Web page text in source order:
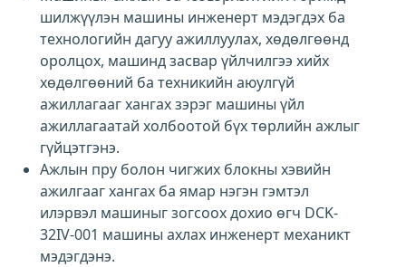
шилжүүлэн машины инженерт мэдэгдэх ба
технологийн дагуу ажиллуулах, хөдөлгөөнд
оролцох, машинд засвар үйлчилгээ хийх
хөдөлгөөний ба техникийн аюулгүй
ажиллагааг хангах зэрэг машины үйл
ажиллагаатай холбоотой бүх төрлийн ажлыг
гүйцэтгэнэ.
Ажлын пру болон чигжих блокны хэвийн
ажилгааг хангах ба ямар нэгэн гэмтэл
илэрвэл машиныг зогсоох дохио өгч DCK-
32IV-001 машины ахлах инженерт механикт
мэдэгдэнэ.